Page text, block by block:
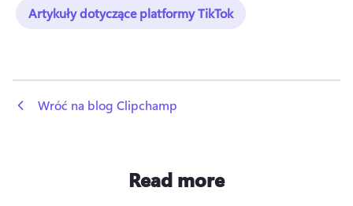
Artykuły dotyczące platformy TikTok
Wróć na blog Clipchamp
Read more